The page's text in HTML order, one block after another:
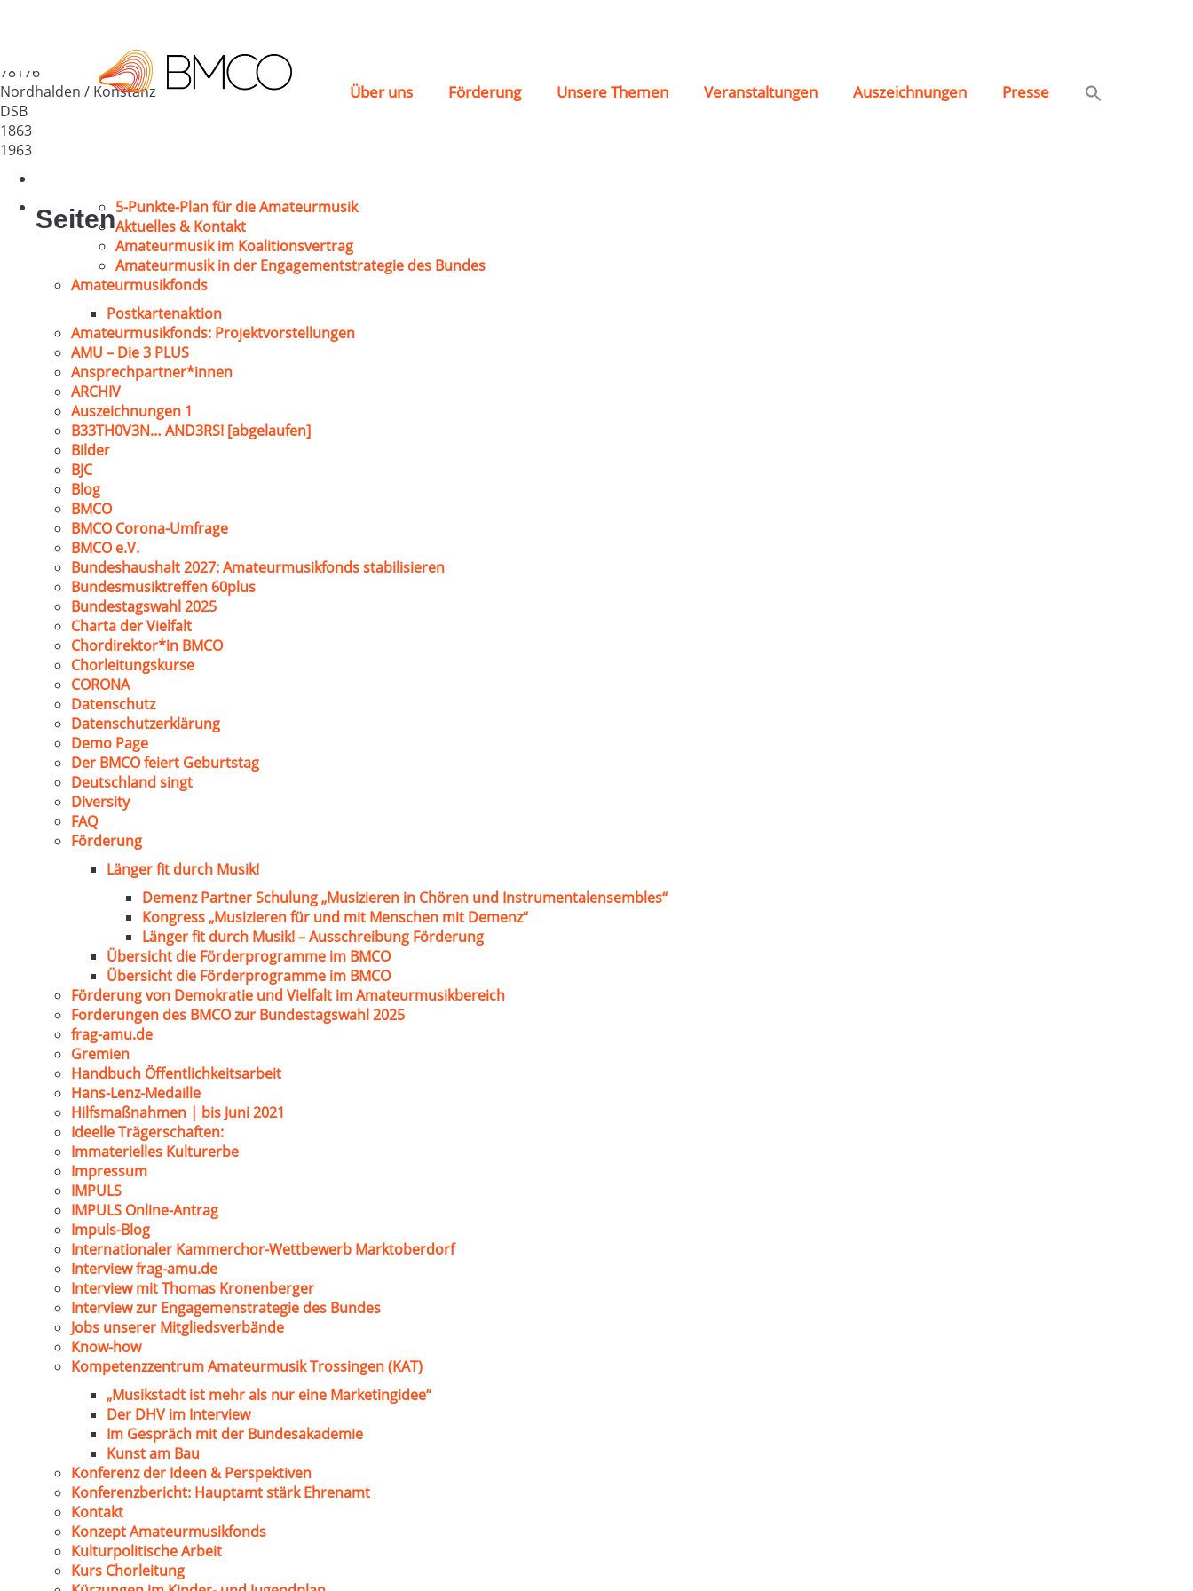
Über uns Förderung Unsere Themen Veranstaltungen Auszeichnungen Presse
78176
Nordhalden / Konstanz
DSB
1863
1963
Seiten5-Punkte-Plan für die Amateurmusik
Aktuelles & Kontakt
Amateurmusik im Koalitionsvertrag
Amateurmusik in der Engagementstrategie des Bundes
Amateurmusikfonds
Postkartenaktion
Amateurmusikfonds: Projektvorstellungen
AMU – Die 3 PLUS
Ansprechpartner*innen
ARCHIV
Auszeichnungen 1
B33TH0V3N… AND3RS! [abgelaufen]
Bilder
BJC
Blog
BMCO
BMCO Corona-Umfrage
BMCO e.V.
Bundeshaushalt 2027: Amateurmusikfonds stabilisieren
Bundesmusiktreffen 60plus
Bundestagswahl 2025
Charta der Vielfalt
Chordirektor*in BMCO
Chorleitungskurse
CORONA
Datenschutz
Datenschutzerklärung
Demo Page
Der BMCO feiert Geburtstag
Deutschland singt
Diversity
FAQ
Förderung
Länger fit durch Musik!
Demenz Partner Schulung „Musizieren in Chören und Instrumentalensembles“
Kongress „Musizieren für und mit Menschen mit Demenz“
Länger fit durch Musik! – Ausschreibung Förderung
Übersicht die Förderprogramme im BMCO
Übersicht die Förderprogramme im BMCO
Förderung von Demokratie und Vielfalt im Amateurmusikbereich
Forderungen des BMCO zur Bundestagswahl 2025
frag-amu.de
Gremien
Handbuch Öffentlichkeitsarbeit
Hans-Lenz-Medaille
Hilfsmaßnahmen | bis Juni 2021
Ideelle Trägerschaften:
Immaterielles Kulturerbe
Impressum
IMPULS
IMPULS Online-Antrag
Impuls-Blog
Internationaler Kammerchor-Wettbewerb Marktoberdorf
Interview frag-amu.de
Interview mit Thomas Kronenberger
Interview zur Engagemenstrategie des Bundes
Jobs unserer Mitgliedsverbände
Know-how
Kompetenzzentrum Amateurmusik Trossingen (KAT)
„Musikstadt ist mehr als nur eine Marketingidee“
Der DHV im Interview
Im Gespräch mit der Bundesakademie
Kunst am Bau
Konferenz der Ideen & Perspektiven
Konferenzbericht: Hauptamt stärk Ehrenamt
Kontakt
Konzept Amateurmusikfonds
Kulturpolitische Arbeit
Kurs Chorleitung